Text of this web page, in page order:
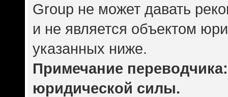
Group не может давать
и не является объектом
указанных ниже.
Примечание
юридической силы.